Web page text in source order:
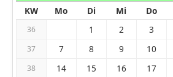
KW
Mo Di Mi Do
36 1 2 3
37 7 8 9 10
38 14 15 16 17